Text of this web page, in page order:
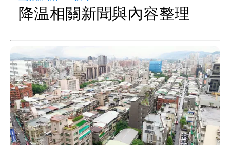
降温相關新聞與內容整理